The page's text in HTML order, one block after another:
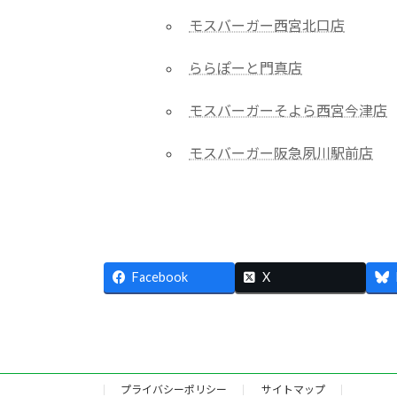
モスバーガー西宮北口店
ららぽーと門真店
モスバーガーそよら西宮今津店
モスバーガー阪急夙川駅前店
Facebook X
プライバシーポリシー サイトマップ